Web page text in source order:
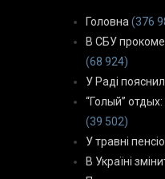
Головна (376
В СБУ
(68 924)
У Раді
“Голый”
(39 502)
У травні
В Україні